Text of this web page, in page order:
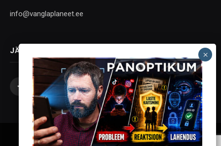
info@vanglaplaneet.ee
JÄLGI SOTSIAALMEEDIAS
Facebook
X
(Twitter)
InstagramYouTubeTelegram